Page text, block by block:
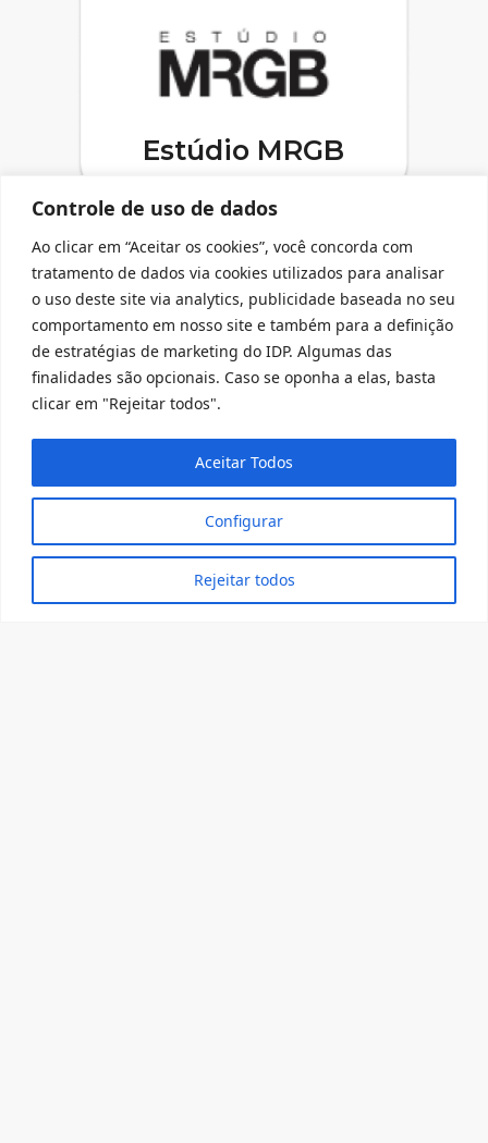
Controle de uso de dados
Ao clicar em “Aceitar os cookies”, você concorda com
tratamento de dados via cookies utilizados para analisar
o uso deste site via analytics, publicidade baseada no seu
comportamento em nosso site e também para a definição
de estratégias de marketing do IDP. Algumas das
finalidades são opcionais. Caso se oponha a elas, basta
clicar em "Rejeitar todos".
Configurar
Rejeitar todos
Aceitar Todos
Estúdio MRGB
GSR Arquitetos